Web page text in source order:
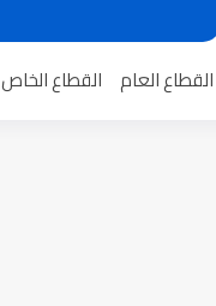
القطاع العام القطاع الخاص